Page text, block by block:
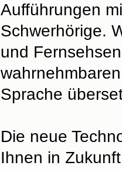
Aufführungen
Schwerhörige.
und
Sprache
Die neue
Ihnen in